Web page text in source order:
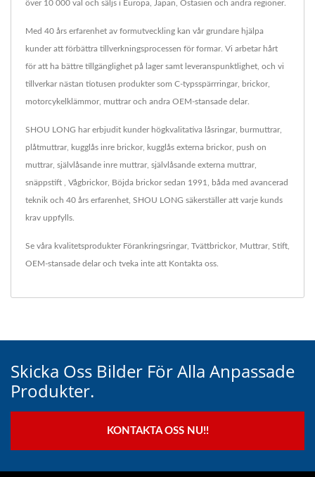
över 10 000 val och säljs i Europa, Japan, Östasien och andra regioner.
Med 40 års erfarenhet av formutveckling kan vår grundare hjälpa
kunder att förbättra tillverkningsprocessen för formar. Vi arbetar hårt
för att ha bättre tillgänglighet på lager samt leveranspunktlighet, och vi
tillverkar nästan tiotusen produkter som C-typsspärrringar, brickor,
motorcykelklämmor, muttrar och andra OEM-stansade delar.
SHOU LONG har erbjudit kunder högkvalitativa låsringar, burmuttrar,
plåtmuttrar, kugglås inre brickor, kugglås externa brickor, push on
muttrar, självlåsande inre muttrar, självlåsande externa muttrar,
snäppstift , Vågbrickor, Böjda brickor sedan 1991, båda med avancerad
teknik och 40 års erfarenhet, SHOU LONG säkerställer att varje kunds
krav uppfylls.
Se våra kvalitetsprodukter Förankringsringar, Tvättbrickor, Muttrar, Stift,
OEM-stansade delaroch tveka inte att Kontakta oss.
Skicka Oss Bilder För Alla Anpassade
Produkter.
KONTAKTA OSS NU!!